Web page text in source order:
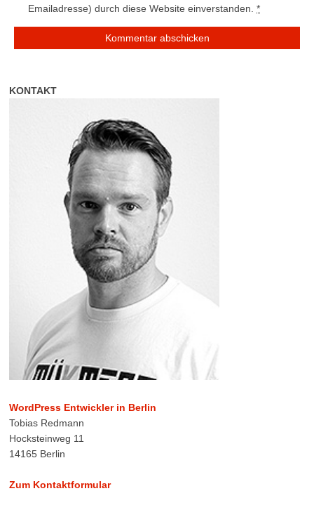
Emailadresse) durch diese Website einverstanden. *
KONTAKT
WordPress Entwickler in Berlin
Tobias Redmann
Hocksteinweg 11
14165 Berlin
Zum Kontaktformular